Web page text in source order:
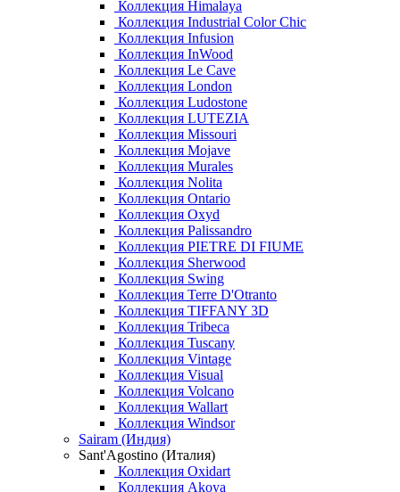
Коллекция Himalaya
Коллекция Industrial Color Chic
Коллекция Infusion
Коллекция InWood
Коллекция Le Cave
Коллекция London
Коллекция Ludostone
Коллекция LUTEZIA
Коллекция Missouri
Коллекция Mojave
Коллекция Murales
Коллекция Nolita
Коллекция Ontario
Коллекция Oxyd
Коллекция Palissandro
Коллекция PIETRE DI FIUME
Коллекция Sherwood
Коллекция Swing
Коллекция Terre D'Otranto
Коллекция TIFFANY 3D
Коллекция Tribeca
Коллекция Tuscany
Коллекция Vintage
Коллекция Visual
Коллекция Volcano
Коллекция Wallart
Коллекция Windsor
Sairam (Индия)
Sant'Agostino (Италия)
Коллекция Oxidart
Коллекция Akoya